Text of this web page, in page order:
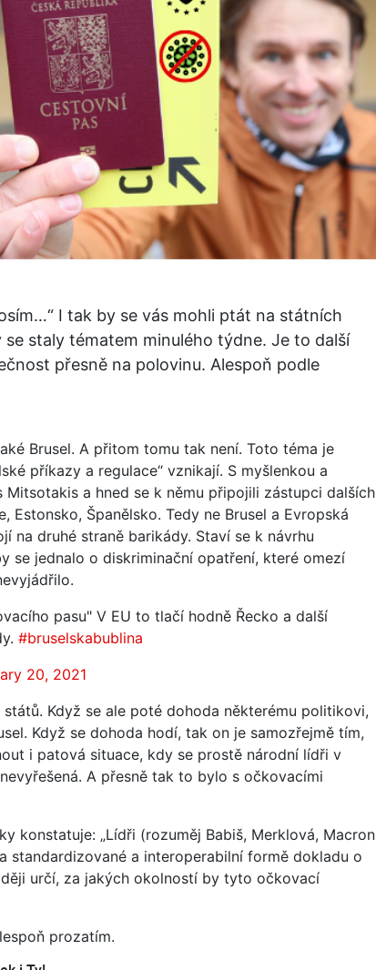
I tak by se vás mohli ptát na státních
staly tématem minulého týdne. Je to další
přesně na polovinu. Alespoň podle
Brusel. A přitom tomu tak není. Toto téma je
příkazy a regulace“ vznikají. S myšlenkou a
Mitsotakis a hned se k němu připojili zástupci dalších
Estonsko, Španělsko. Tedy ne Brusel a Evropská
na druhé straně barikády. Staví se k návrhu
se jednalo o diskriminační opatření, které omezí
pasu" V EU to tlačí hodně Řecko a další
#bruselskabublina
20, 2021
Když se ale poté dohoda některému politikovi,
Když se dohoda hodí, tak on je samozřejmě tím,
i patová situace, kdy se prostě národní lídři v
A přesně tak to bylo s očkovacími
konstatuje: „Lídři (rozuměj Babiš, Merklová, Macron
standardizované a interoperabilní formě dokladu o
určí, za jakých okolností by tyto očkovací
prozatím.